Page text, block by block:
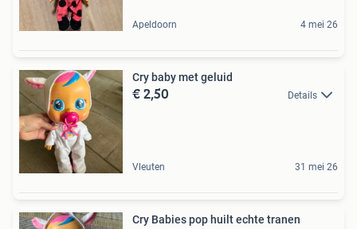
Apeldoorn 4 mei 26
Cry baby met geluid
€ 2,50 Details
Vleuten 31 mei 26
Cry Babies pop huilt echte tranen